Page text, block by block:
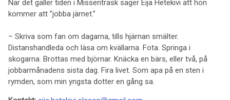
När det gäller tiden i Missenträsk säger Eija Hetekivi att hon
kommer att ”jobba järnet.”
– Skriva som fan om dagarna, tills hjärnan smälter.
Distanshandleda och läsa om kvällarna. Fota. Springa i
skogarna. Brottas med björnar. Knäcka en bärs, eller två, på
jobbarmånadens sista dag. Fira livet. Som apa på en sten i
rymden, som min yngsta dotter en gång sa.